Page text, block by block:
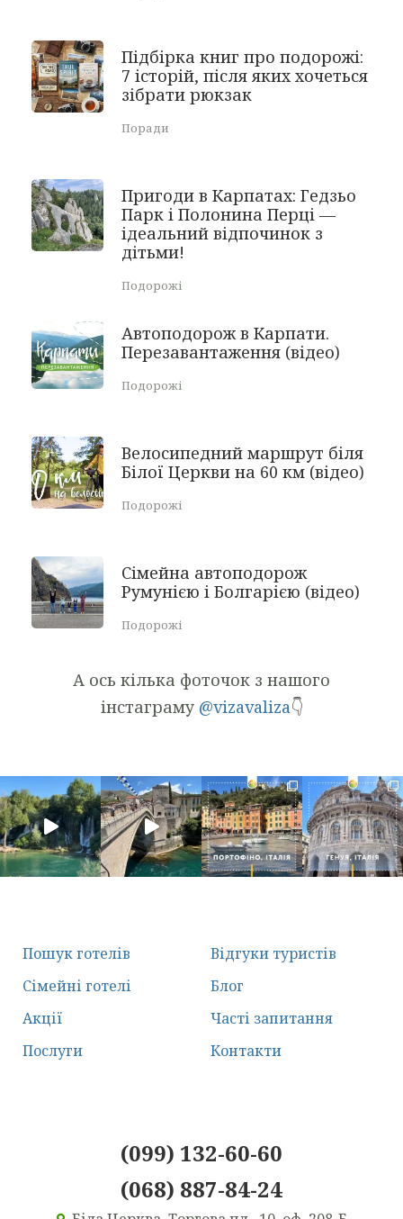
Підбірка книг про подорожі:
7 історій, після яких хочеться
зібрати рюкзак
Поради
Пригоди в Карпатах: Гедзьо
Парк і Полонина Перці —
ідеальний відпочинок з
дітьми!
Подорожі
Автоподорож в Карпати.
Перезавантаження (відео)
Подорожі
Велосипедний маршрут біля
Білої Церкви на 60 км (відео)
Подорожі
Сімейна автоподорож
Румунією і Болгарією (відео)
Подорожі
А ось кілька фоточок з нашого
інстаграму @vizavaliza👇
Пошук готелів
Сімейні готелі
Акції
Послуги
Відгуки туристів
Блог
Часті запитання
Контакти
(099) 132-60-60
(068) 887-84-24